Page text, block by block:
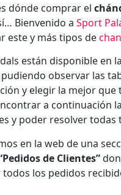
dónde comprar el
Bienvenido aSport
este y más tipos de
están disponible en
pudiendo observar las
y elegir la mejor que
a continuación
y poder resolver todas
en la web de una
de Clientes”
todos los pedidos